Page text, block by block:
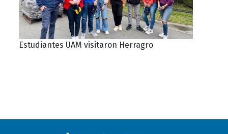
Estudiantes UAM visitaron Herragro